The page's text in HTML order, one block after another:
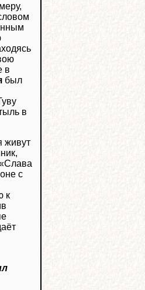
в
был
в
живут
с
к